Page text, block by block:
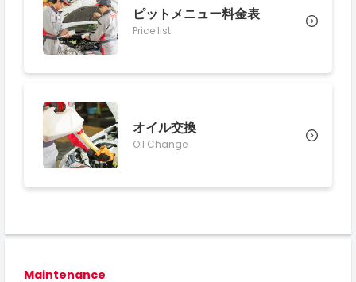
ピットメニュー料金表
Price list
オイル交換
Oil Change
Maintenance